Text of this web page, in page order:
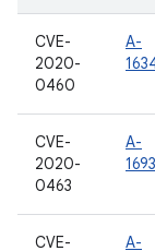
CVE-
2020-
0460
A-
CVE-
2020-
0463
A-
CVE-
A-